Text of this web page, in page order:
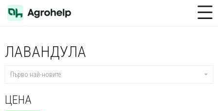
Toggle Menu
ЛАВАНДУЛА
Първо най-новите
ЦЕНА